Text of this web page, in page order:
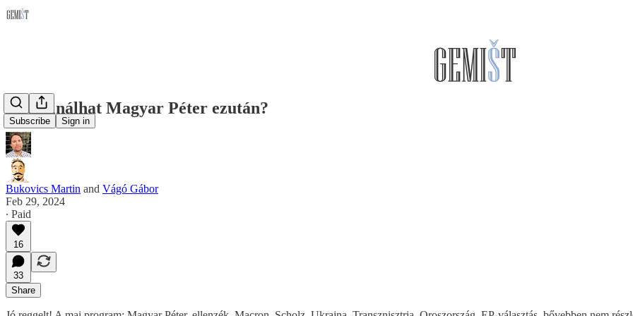
Subscribe Sign in
Mit csinálhat Magyar Péter ezután?
Bukovics Martin and Vágó Gábor
Feb 29, 2024
∙ Paid
16
33
Share